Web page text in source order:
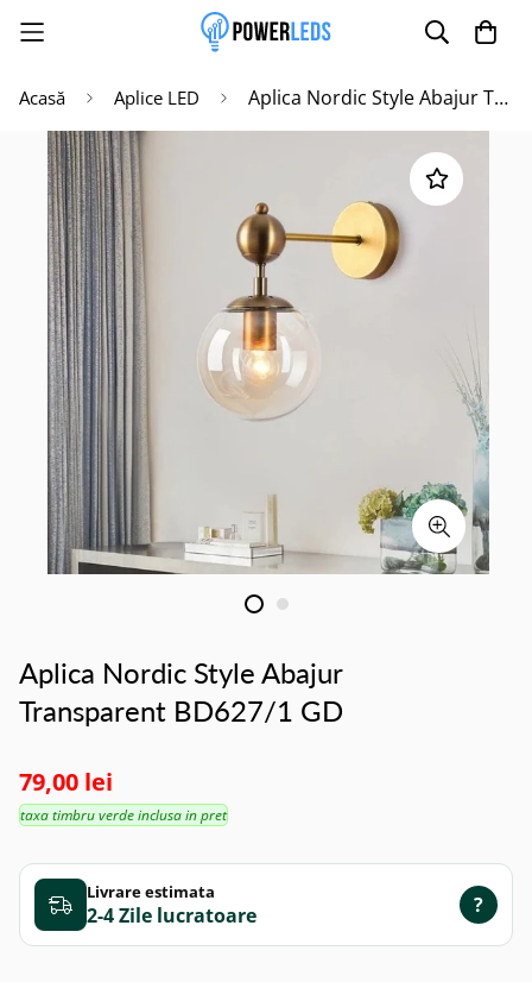
Acasă Aplice LED Aplica Nordic Style Abajur Transparent BD627/1 GD
Aplica Nordic Style Abajur
Transparent BD627/1 GD
79,00 lei
taxa timbru verde inclusa in pret
Livrare estimata
2-4 Zile ?
Poate mai târziu